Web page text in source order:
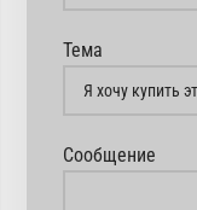
Тема
Сообщение